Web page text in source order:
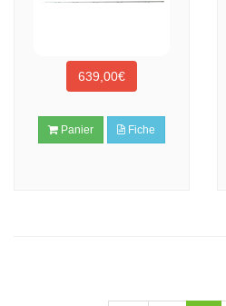
639,00€
Panier Fiche